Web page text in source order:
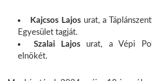
Kajcsos Lajosurat, a
Egyesület tagját.
Szalai Lajos urat, a Vépi
elnökét.